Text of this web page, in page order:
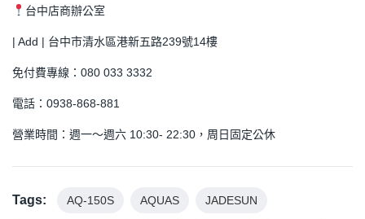
台中店商辦公室
| Add | 台中市清水區港新五路239號14樓
免付費專線：080 033 3332
電話：0938-868-881
營業時間：週一～週六 10:30- 22:30，周日固定公休
Tags: AQ-150S AQUAS JADESUN